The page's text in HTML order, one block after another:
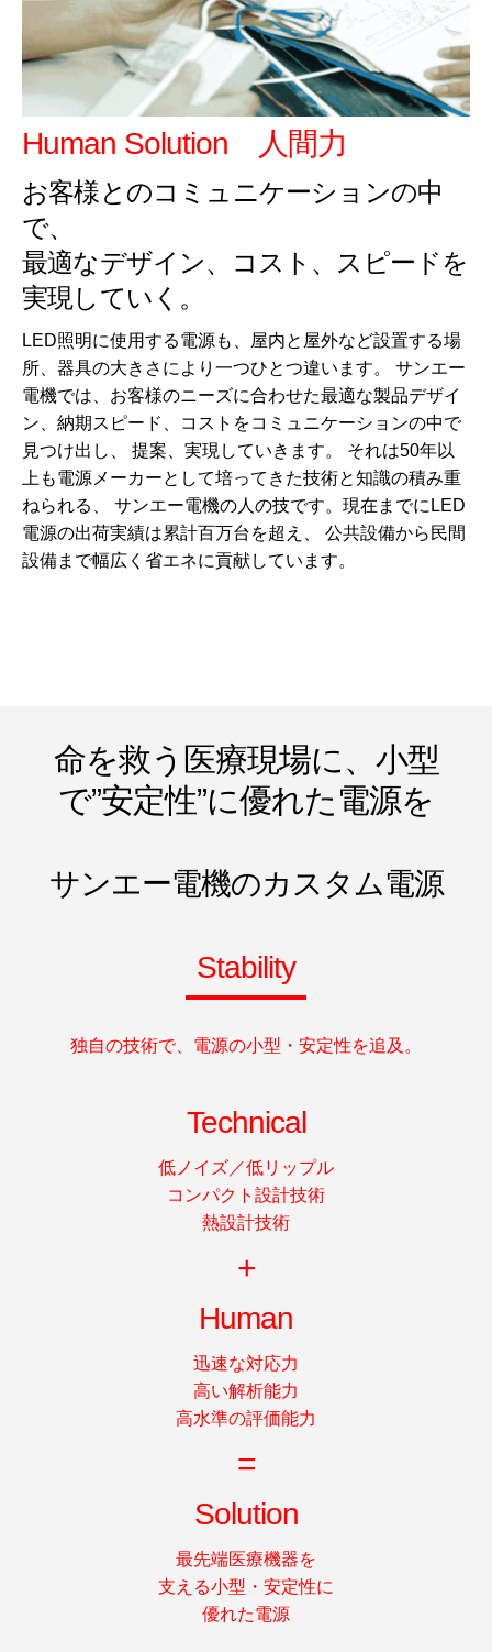
Human Solution 人間力
お客様とのコミュニケーションの中
で、
最適なデザイン、コスト、スピードを
実現していく。
LED照明に使用する電源も、屋内と屋外など設置する場
所、器具の大きさにより一つひとつ違います。 サンエー
電機では、お客様のニーズに合わせた最適な製品デザイ
ン、納期スピード、コストをコミュニケーションの中で
見つけ出し、 提案、実現していきます。 それは50年以
上も電源メーカーとして培ってきた技術と知識の積み重
ねられる、 サンエー電機の人の技です。現在までにLED
電源の出荷実績は累計百万台を超え、 公共設備から民間
設備まで幅広く省エネに貢献しています。
命を救う医療現場に、小型
で”安定性”に優れた電源を
サンエー電機のカスタム電源
Stability
独自の技術で、電源の小型・安定性を追及。
Technical
低ノイズ／低リップル
コンパクト設計技術
熱設計技術
+
Human
迅速な対応力
高い解析能力
高水準の評価能力
=
Solution
最先端医療機器を
支える小型・安定性に
優れた電源